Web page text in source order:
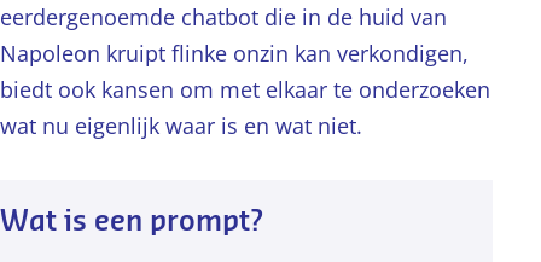
eerdergenoemde chatbot die in de huid van
Napoleon kruipt flinke onzin kan verkondigen,
biedt ook kansen om met elkaar te onderzoeken
wat nu eigenlijk waar is en wat niet.
Wat is een prompt?